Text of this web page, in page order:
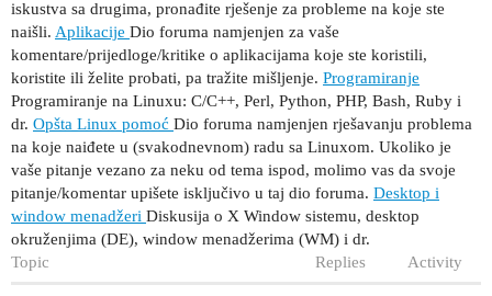
iskustva sa drugima, pronađite rješenje za probleme na koje ste
naišli. Aplikacije Dio foruma namjenjen za vaše
komentare/prijedloge/kritike o aplikacijama koje ste koristili,
koristite ili želite probati, pa tražite mišljenje. Programiranje
Programiranje na Linuxu: C/C++, Perl, Python, PHP, Bash, Ruby i
dr. Opšta Linux pomoć Dio foruma namjenjen rješavanju problema
na koje naiđete u (svakodnevnom) radu sa Linuxom. Ukoliko je
vaše pitanje vezano za neku od tema ispod, molimo vas da svoje
pitanje/komentar upišete isključivo u taj dio foruma. Desktop i
window menadžeri Diskusija o X Window sistemu, desktop
okruženjima (DE), window menadžerima (WM) i dr.
Topic
Replies Activity